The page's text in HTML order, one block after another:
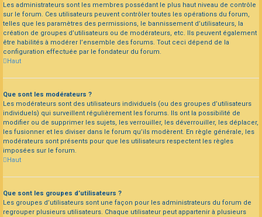
Les administrateurs sont les membres possédant le plus haut niveau de contrôle
sur le forum. Ces utilisateurs peuvent contrôler toutes les opérations du forum,
telles que les paramètres des permissions, le bannissement d’utilisateurs, la
création de groupes d’utilisateurs ou de modérateurs, etc. Ils peuvent également
être habilités à modérer l’ensemble des forums. Tout ceci dépend de la
configuration effectuée par le fondateur du forum.
Haut
Que sont les modérateurs ?
Les modérateurs sont des utilisateurs individuels (ou des groupes d’utilisateurs
individuels) qui surveillent régulièrement les forums. Ils ont la possibilité de
modifier ou de supprimer les sujets, les verrouiller, les déverrouiller, les déplacer,
les fusionner et les diviser dans le forum qu’ils modèrent. En règle générale, les
modérateurs sont présents pour que les utilisateurs respectent les règles
imposées sur le forum.
Haut
Que sont les groupes d’utilisateurs ?
Les groupes d’utilisateurs sont une façon pour les administrateurs du forum de
regrouper plusieurs utilisateurs. Chaque utilisateur peut appartenir à plusieurs